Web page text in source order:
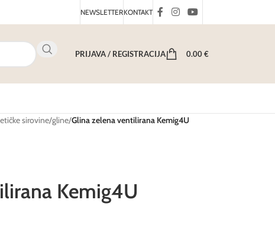
NEWSLETTERKONTAKT
PRIJAVA / REGISTRACIJA 0.00€
sirovine/gline/Glina zelena ventilirana Kemig4U
Kemig4U